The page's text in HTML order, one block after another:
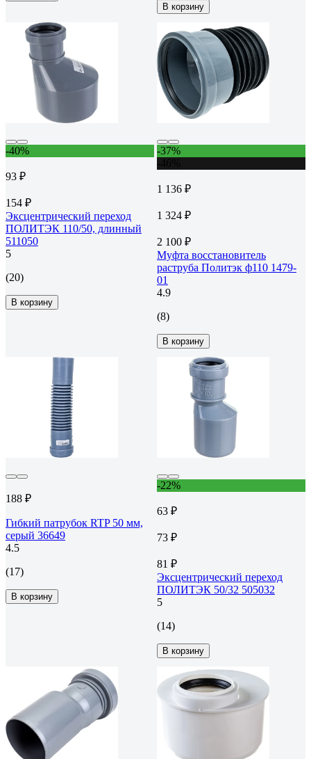
В корзину
-40%
93 ₽
154 ₽
Эксцентрический переход
ПОЛИТЭК 110/50, длинный
511050
5
(20)
В корзину
-37%
1 136 ₽
1 324 ₽
2 100 ₽
Муфта восстановитель
раструба Политэк ф110 1479-
01
4.9
(8)
В корзину
188 ₽
Гибкий патрубок RTP 50 мм,
серый 36649
4.5
(17)
В корзину
-22%
63 ₽
73 ₽
81 ₽
Эксцентрический переход
ПОЛИТЭК 50/32 505032
5
(14)
В корзину